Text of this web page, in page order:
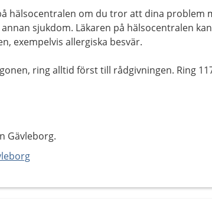
hälsocentralen om du tror att dina problem
sjukdom. Läkaren på hälsocentralen
exempelvis allergiska besvär.
ring alltid först till rådgivningen. Ring
Gävleborg.